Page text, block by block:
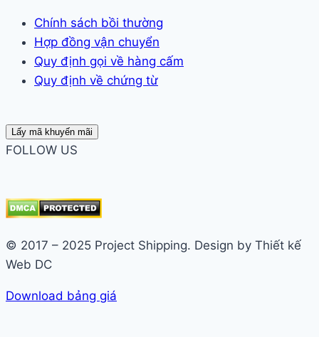
Chính sách bồi thường
Hợp đồng vận chuyển
Quy định gọi về hàng cấm
Quy định về chứng từ
Lấy mã khuyến mãi
FOLLOW US
© 2017 – 2025 Project Shipping. Design by Thiết kế
Web DC
Download bảng giá